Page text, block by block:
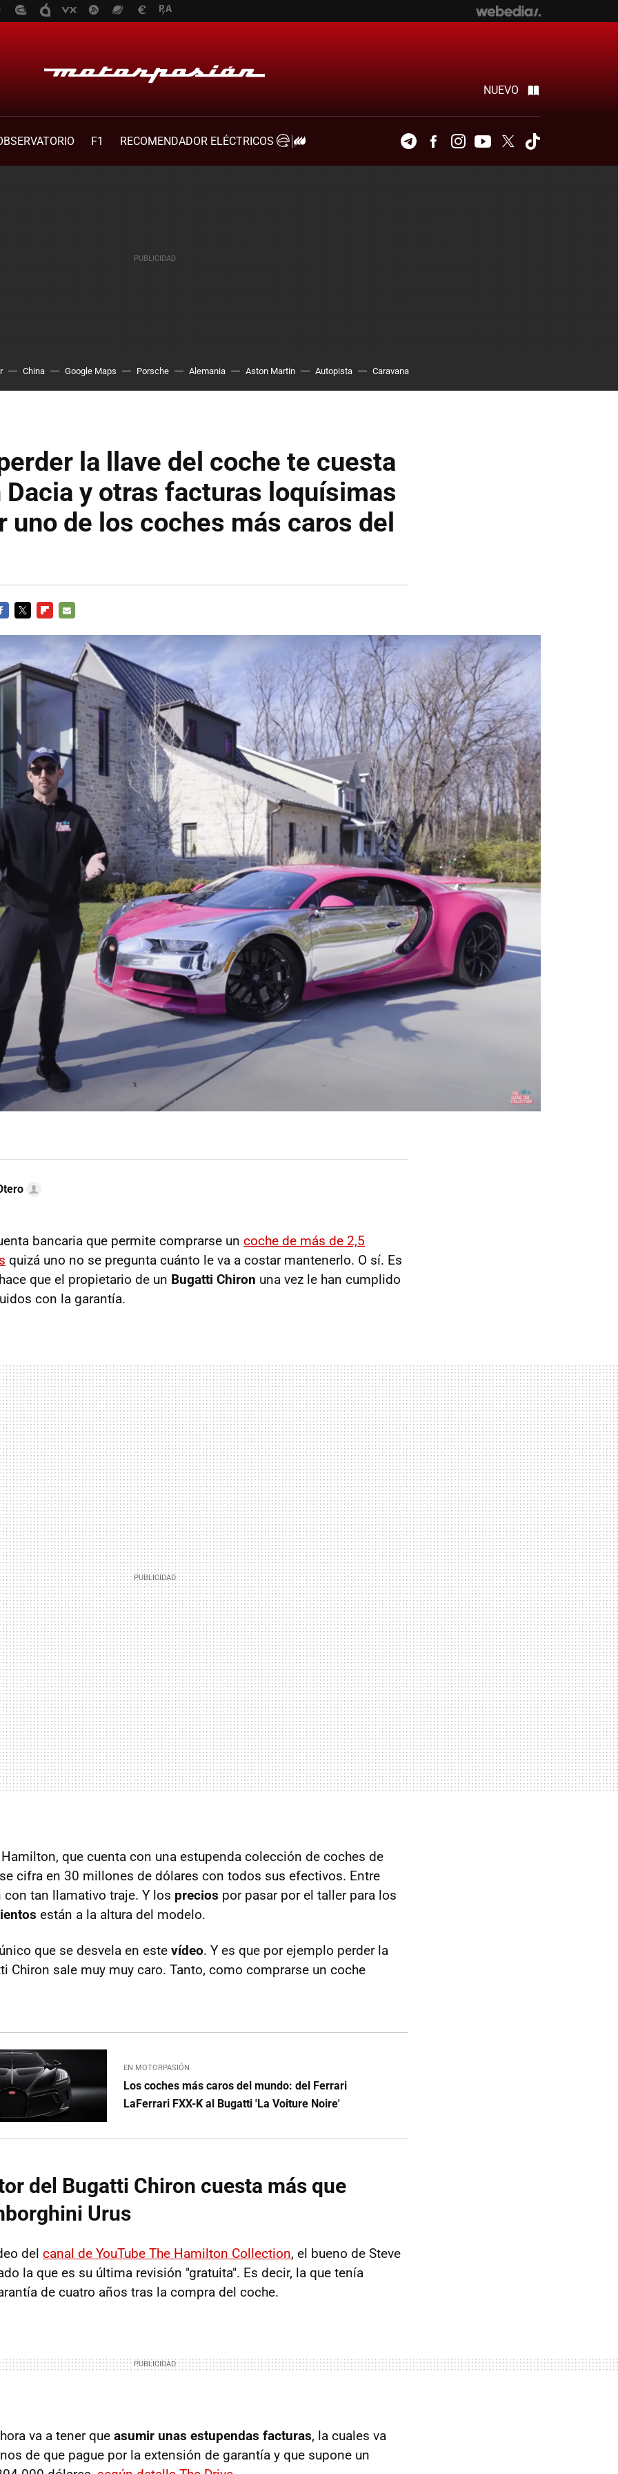
NUEVO
F1 RECOMENDADOR ELÉCTRICOS TelegramFacebookInstagramYoutubeTwitter
China Google Maps Porsche Alemania Aston Martin Autopista Caravana
la llave del coche te cuesta
Dacia y otras facturas loquísimas
uno de los coches más caros del
MAIL
bancaria que permite comprarse un coche de más de 2,5
quizá uno no se pregunta cuánto le va a costar mantenerlo. O sí. Es
que el propietario de un Bugatti Chiron una vez le han cumplido
con la garantía.
Hamilton, que cuenta con una estupenda colección de coches de
cifra en 30 millones de dólares con todos sus efectivos. Entre
con tan llamativo traje. Y los precios por pasar por el taller para los
están a la altura del modelo.
que se desvela en este vídeo. Y es que por ejemplo perder la
Chiron sale muy muy caro. Tanto, como comprarse un coche
EN MOTORPASIÓN
Los coches más caros del mundo: del Ferrari
LaFerrari FXX-K al Bugatti 'La Voiture Noire'
del Bugatti Chiron cuesta más que
Urus
del canal de YouTube The Hamilton Collection, el bueno de Steve
la que es su última revisión "gratuita". Es decir, la que tenía
de cuatro años tras la compra del coche.
va a tener que asumir unas estupendas facturas, la cuales va
de que pague por la extensión de garantía y que supone un